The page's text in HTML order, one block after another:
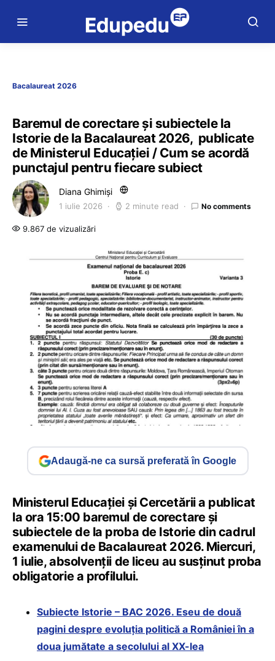
Bacalaureat 2026
Baremul de corectare și subiectele la
Istorie de la Bacalaureat 2026, publicate
de Ministerul Educației / Cum se acordă
punctajul pentru fiecare subiect
Diana Ghimiși
1 iulie 2026 2 minute read No comments
9.867 de vizualizări
Adaugă-ne ca sursă preferată în Google
Ministerul Educației și Cercetării a publicat
la ora 15:00 baremul de corectare și
subiectele de la proba de Istorie din cadrul
examenului de Bacalaureat 2026. Miercuri,
1 iulie, absolvenții de liceu au susținut proba
obligatorie a profilului.
Subiecte Istorie – BAC 2026. Eseu de două
pagini despre evoluția politică a României în a
doua jumătate a secolului al XX-lea